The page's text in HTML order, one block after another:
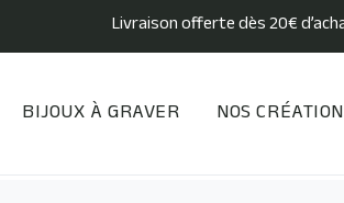
Livraison offerte dès 20€
BIJOUX À GRAVER NOS